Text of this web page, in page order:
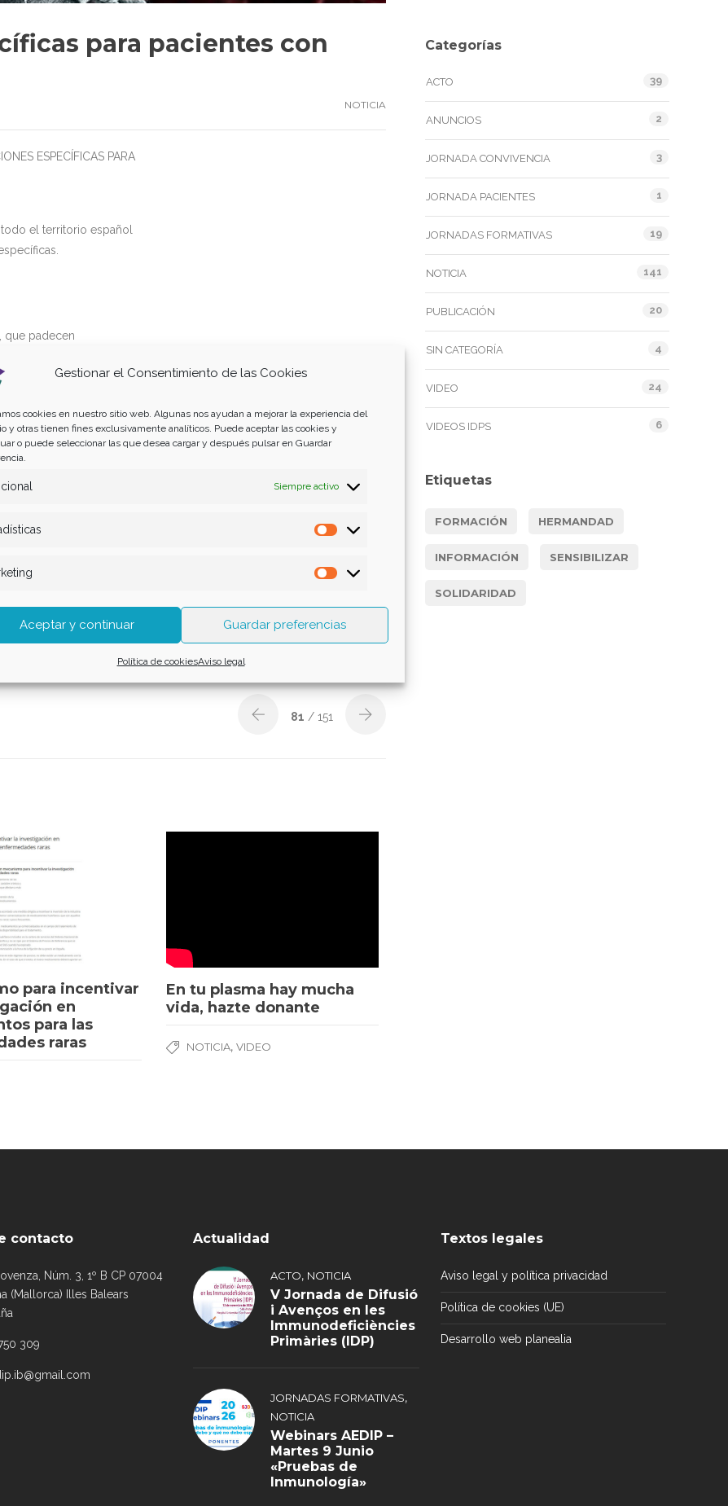
Gestionar el Consentimiento de las Cookies
cookies en nuestro sitio web. Algunas nos ayudan a mejorar la experiencia del
y otras tienen fines exclusivamente analíticos. Puede aceptar las cookies y
o puede seleccionar las que desea cargar y después pulsar en Guardar
Siempre activo
Estadísticas
Marketing
Aceptar y continuar Guardar preferencias
Política de cookiesAviso legal
para pacientes con
NOTICIA
ESPECÍFICAS PARA
el territorio español
que padecen
de su
lugares
de seguridad
se les recomienda
sanitarios,
81 / 151
para incentivar
en
para las
raras
En tu plasma hay mucha
vida, hazte donante
NOTICIA,VIDEO
Categorías
ACTO 39
ANUNCIOS 2
JORNADA CONVIVENCIA 3
JORNADA PACIENTES 1
JORNADAS FORMATIVAS 19
NOTICIA 141
PUBLICACIÓN 20
SIN CATEGORÍA 4
VIDEO 24
VIDEOS IDPS 6
Etiquetas
FORMACIÓN HERMANDAD
INFORMACIÓN SENSIBILIZAR
SOLIDARIDAD
contacto
Núm. 3, 1º B CP 07004
(Mallorca) Illes Balears
309
Actualidad
ACTO, NOTICIA
V Jornada de Difusió
i Avenços en les
Immunodeficiències
Primàries (IDP)
JORNADAS FORMATIVAS,
NOTICIA
Webinars AEDIP –
Martes 9 Junio
«Pruebas de
Inmunología»
Textos legales
Aviso legal y política privacidad
Política de cookies (UE)
Desarrollo web planealia